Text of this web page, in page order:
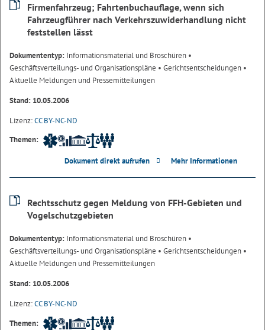
Firmenfahrzeug; Fahrtenbuchauflage, wenn sich
Fahrzeugführer nach Verkehrszuwiderhandlung nicht
feststellen lässt
Dokumententyp: Informationsmaterial und Broschüren •
Geschäftsverteilungs- und Organisationspläne • Gerichtsentscheidungen •
Aktuelle Meldungen und Pressemitteilungen
Stand: 10.05.2006
Lizenz:CC BY-NC-ND
Themen:
Dokument direkt aufrufen Mehr Informationen
Rechtsschutz gegen Meldung von FFH-Gebieten und
Vogelschutzgebieten
Dokumententyp: Informationsmaterial und Broschüren •
Geschäftsverteilungs- und Organisationspläne • Gerichtsentscheidungen •
Aktuelle Meldungen und Pressemitteilungen
Stand: 10.05.2006
Lizenz:CC BY-NC-ND
Themen: